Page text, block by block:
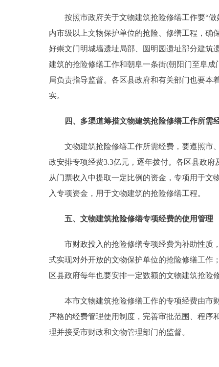
按照市政府关于文物建筑抢险修缮工作要“做
内市级以上文物保护单位的抢险、修缮工程，确
好崇文门明城墙遗址局部、圆明园遗址部分建筑
建筑的抢险修缮工作和朝阜一条街(朝阳门至阜
局负责指导监督。各区县政府和有关部门也要
实。
四、多渠道筹措文物建筑抢险修缮工作所需
文物建筑抢险修缮工作所需经费，要遵照市
政安排专项经费3.3亿元，逐年拨付。各区县政
从门票收入中提取一定比例的资金，专项用于
入专项资金，用于文物建筑的抢险修缮工程。
五、文物建筑抢险修缮专项经费的使用管理
市财政投入的抢险修缮专项经费为补助性质，
式实现对外开放的文物保护单位的抢险修缮工作
区县政府每年也要安排一定数额的文物建筑抢险
本市文物建筑抢险修缮工作的专项经费由市财
严格的经费管理使用制度，完善审批范围、程序
理并接受市财政和文物管理部门的监督。